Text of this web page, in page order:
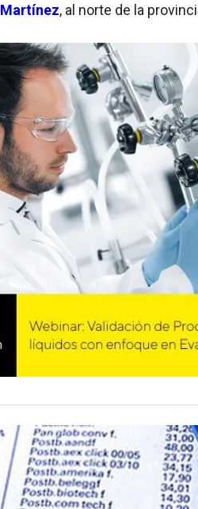
Martínez, al norte de la